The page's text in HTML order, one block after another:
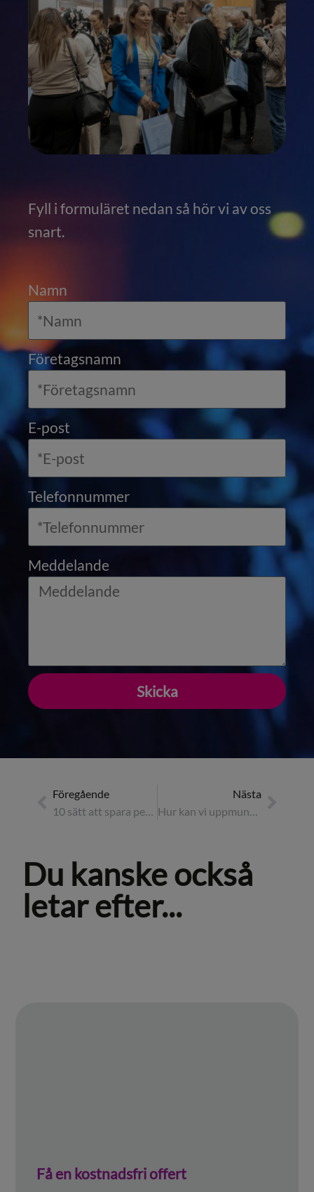
Fyll i formuläret nedan så hör vi av oss
snart.
Namn
Företagsnamn
E-post
Telefonnummer
Meddelande
Skicka
Föregående
10 sätt att spara pengar på affärsresor
Nästa
Hur kan vi uppmuntra affärsresenärer att välja mer hållbara alternativ?
Du kanske också
letar efter...
Få en kostnadsfri offert